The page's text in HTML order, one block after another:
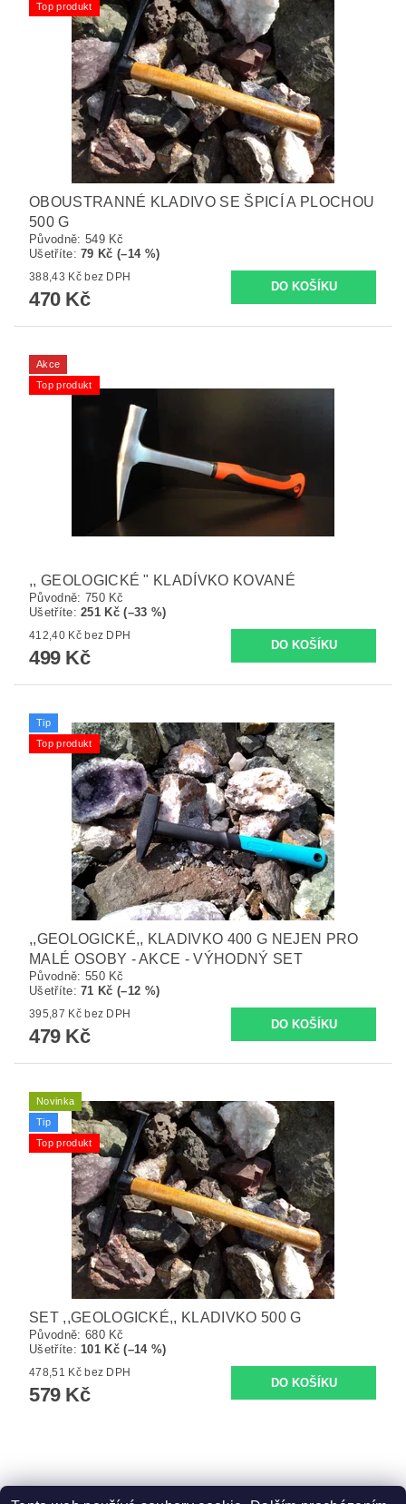
Top produkt
OBOUSTRANNÉ KLADIVO SE ŠPICÍ A PLOCHOU
500 G
Původně: 549 Kč
Ušetříte:79 Kč (–14 %)
388,43 Kč bez DPH
470 Kč
Akce
Top produkt
,, GEOLOGICKÉ " KLADÍVKO KOVANÉ
Původně: 750 Kč
Ušetříte:251 Kč (–33 %)
412,40 Kč bez DPH
499 Kč
Tip
Top produkt
,,GEOLOGICKÉ,, KLADIVKO 400 G NEJEN PRO
MALÉ OSOBY - AKCE - VÝHODNÝ SET
Původně: 550 Kč
Ušetříte:71 Kč (–12 %)
395,87 Kč bez DPH
479 Kč
Novinka
Tip
Top produkt
SET ,,GEOLOGICKÉ,, KLADIVKO 500 G
Původně: 680 Kč
Ušetříte: 101 Kč (–14 %)
478,51 Kč bez DPH
579 Kč